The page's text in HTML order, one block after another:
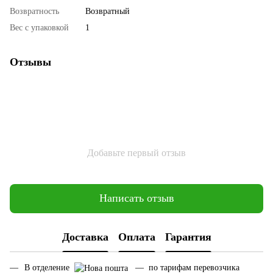
Возвратность
Возвратный
Вес с упаковкой
1
Отзывы
Добавьте первый отзыв
Написать отзыв
Доставка Оплата Гарантия
В отделение
— по тарифам перевозчика